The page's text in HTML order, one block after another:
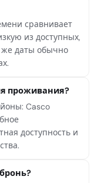
сравнивает
из доступных,
же даты обычно
проживания?
Casco
доступность и